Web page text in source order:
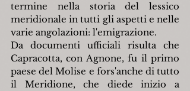
termine nella storia del lessico
meridionale in tutti gli aspetti e nelle
varie angolazioni: l'emigrazione.
Da documenti ufficiali risulta che
Capracotta, con Agnone, fu il primo
paese del Molise e fors'anche di tutto
il Meridione, che diede inizio a